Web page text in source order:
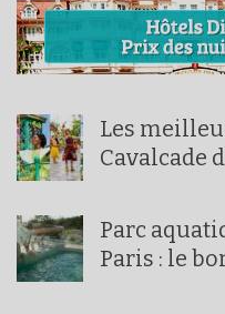
Les
Cavalcade
Parc
Paris : le